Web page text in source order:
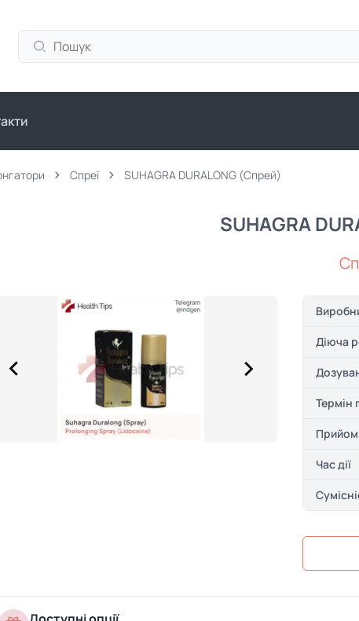
Спреї SUHAGRA DURALONG (Спрей)
SUHAGRA
Діюча
Термін
Прийом
Час дії